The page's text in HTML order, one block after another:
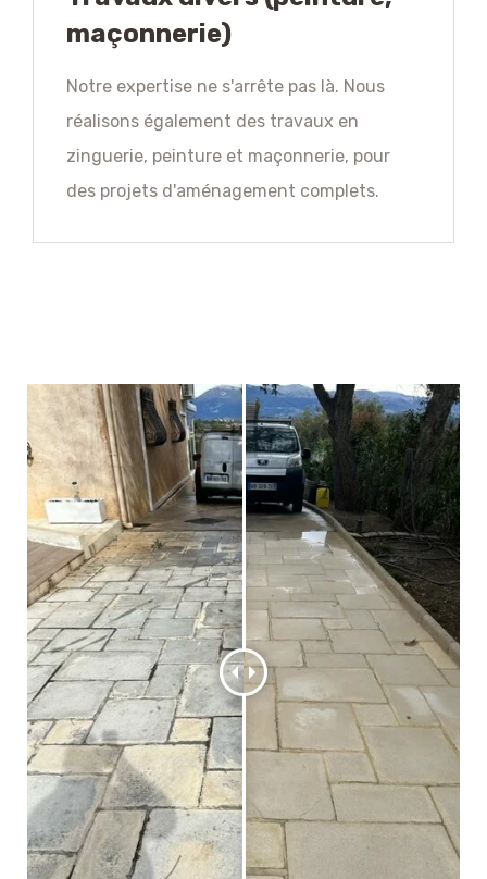
maçonnerie)
Notre expertise ne s'arrête pas là. Nous
réalisons également des travaux en
zinguerie, peinture et maçonnerie, pour
des projets d'aménagement complets.